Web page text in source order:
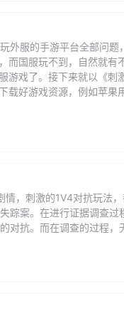
外服的手游平台全部问
国服玩不到，自然就有
游戏了。接下来就以《刺
好游戏资源，例如苹果
，刺激的1V4对抗玩法
踪案。在进行证据调查过
对抗。而在调查的过程，